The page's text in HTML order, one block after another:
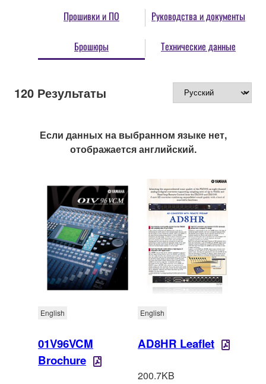
Прошивки и ПО Руководства и документы
Брошюры Технические данные
120 Результаты
Если данных на выбранном языке нет,
отображается английский.
01V96VCM
Brochure
English
AD8HR Leaflet
English
200.7KB